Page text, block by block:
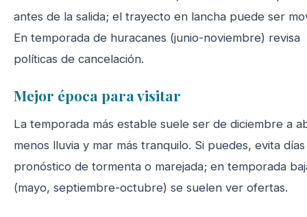
antes de la salida; el trayecto en lancha puede ser
En temporada de huracanes (junio-noviembre) revisa
políticas de cancelación.
Mejor época para visitar
La temporada más estable suele ser de diciembre a
menos lluvia y mar más tranquilo. Si puedes, evita
pronóstico de tormenta o marejada; en temporada
(mayo, septiembre-octubre) se suelen ver ofertas.